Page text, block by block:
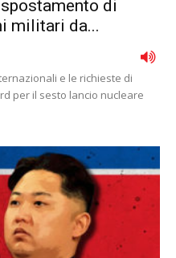
di
militari da...
e le richieste di
per il sesto lancio nucleare